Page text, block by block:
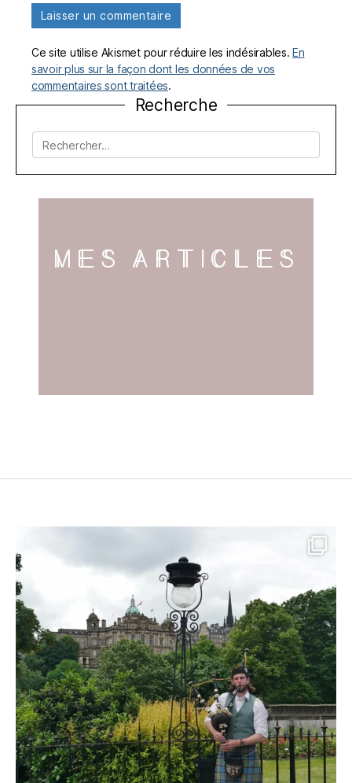
Ce site utilise Akismet pour réduire les indésirables.En
savoir plus sur la façon dont les données de vos
commentaires sont traitées.
Recherche
Rechercher :